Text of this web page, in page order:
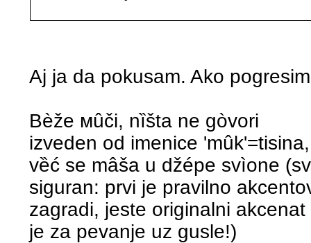
Aj ja da pokusam. Ako
Bèžе мûči, nȉšta ne
izveden od imenice
vȅć se mâša u džépe svìone
siguran: prvi je pravilno
zagradi, jeste originalni
je za pevanje uz gusle!)